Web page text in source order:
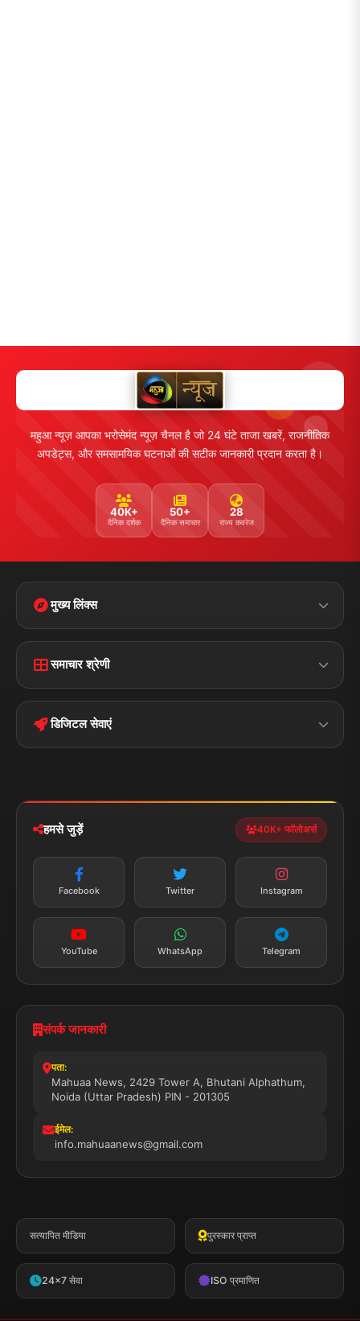
महुआ न्यूज़ आपका भरोसेमंद न्यूज़ चैनल है जो 24 घंटे ताजा खबरें, राजनीतिक
अपडेट्स, और समसामयिक घटनाओं की सटीक जानकारी प्रदान करता है।
40K+
दैनिक दर्शक
50+
दैनिक समाचार
28
राज्य कवरेज
मुख्य लिंक्स
Terms &
Privacy Policy
समाचार श्रेणी
पॉलिटिकल झारखण्ड
डिजिटल सेवाएं
न्यूज़ अलर्ट
तत्काल अपडेट
सब्सक्राइब करें
हमसे जुड़ें 40K+ फॉलोअर्स
Facebook Twitter Instagram
YouTube WhatsApp Telegram
संपर्क जानकारी
पता:
Mahuaa News, 2429 Tower A, Bhutani Alphathum,
Noida (Uttar Pradesh) PIN - 201305
ईमेल:
info.mahuaanews@gmail.com
सत्यापित मीडिया पुरस्कार प्राप्त
24x7 सेवा ISO प्रमाणित